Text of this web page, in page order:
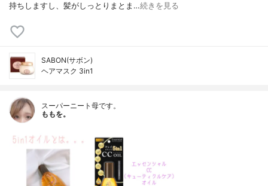
持ちしますし、髪がしっとりまとま…続きを見る
SABON(サボン)
ヘアマスク 3in1
スーパーニート母です。
ももを。